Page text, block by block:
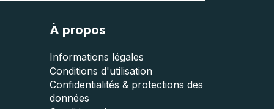
À propos
Informations légales
Conditions d'utilisation
Confidentialités & protections des
données